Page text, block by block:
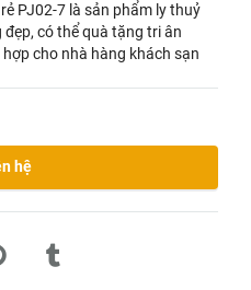
PJ02-7 là sản phẩm ly thuỷ
có thể quà tặng tri ân
cho nhà hàng khách sạn
hệ